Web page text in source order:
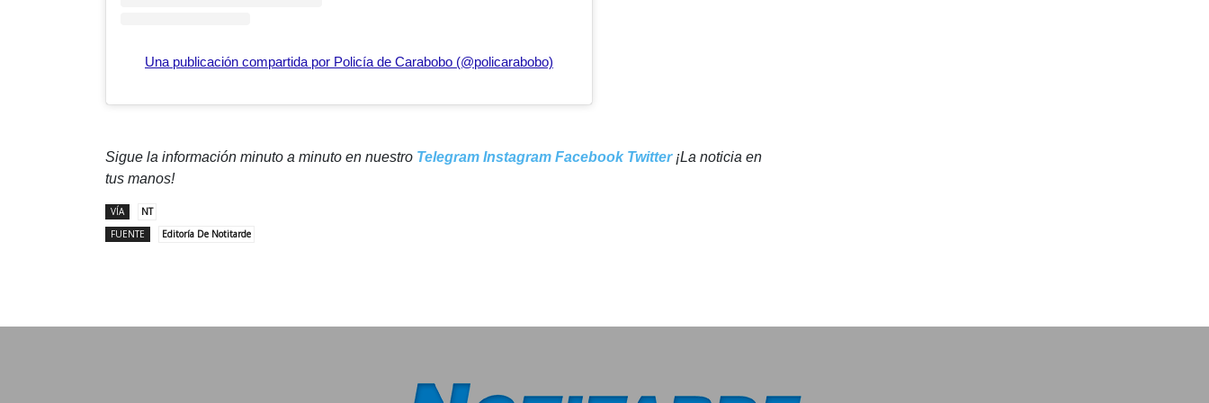
Una publicación compartida por Policía de Carabobo (@policarabobo)
Sigue la información minuto a minuto en nuestro Telegram Instagram Facebook Twitter¡La noticia en
tus manos!
VÍA
NT
FUENTE
Editoría De Notitarde